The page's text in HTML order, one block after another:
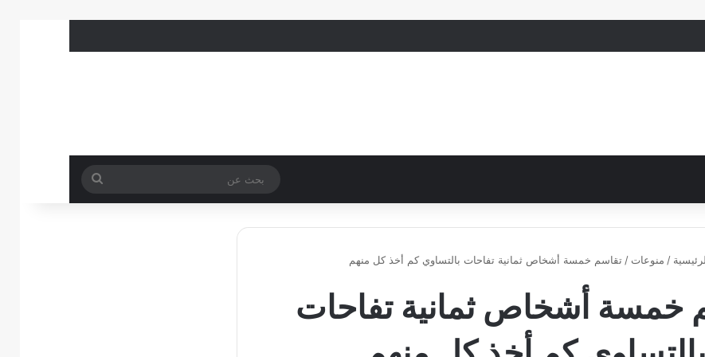
بحث
عن
/ منوعات / تقاسم خمسة أشخاص ثمانية تفاحات بالتساوي كم أخذ كل منهم
خمسة أشخاص ثمانية تفاحات